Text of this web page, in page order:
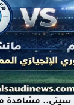
سيتي.. مشاهدة